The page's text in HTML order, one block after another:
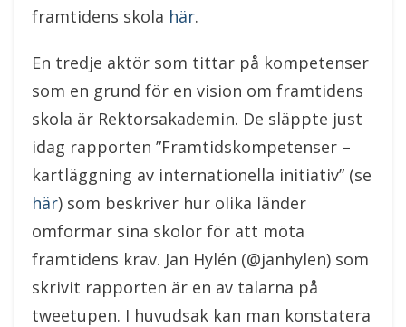
framtidens skola här.
En tredje aktör som tittar på kompetenser
som en grund för en vision om framtidens
skola är Rektorsakademin. De släppte just
idag rapporten ”Framtidskompetenser –
kartläggning av internationella initiativ” (se
här) som beskriver hur olika länder
omformar sina skolor för att möta
framtidens krav. Jan Hylén (@janhylen) som
skrivit rapporten är en av talarna på
tweetupen. I huvudsak kan man konstatera